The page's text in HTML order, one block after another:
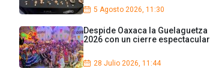
5 Agosto 2026, 11:30
Despide Oaxaca la Guelaguetza
2026 con un cierre espectacular
28 Julio 2026, 11:44